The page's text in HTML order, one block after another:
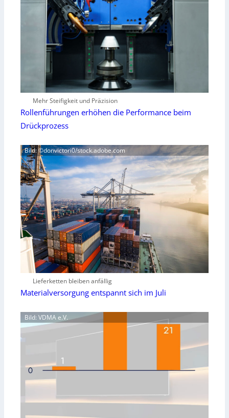
Mehr Steifigkeit und Präzision
Rollenführungen erhöhen die Performance beim
Drückprozess
Bild: ©donvictori0/stock.adobe.com
Lieferketten bleiben anfällig
Materialversorgung entspannt sich im Juli
Bild: VDMA e.V.